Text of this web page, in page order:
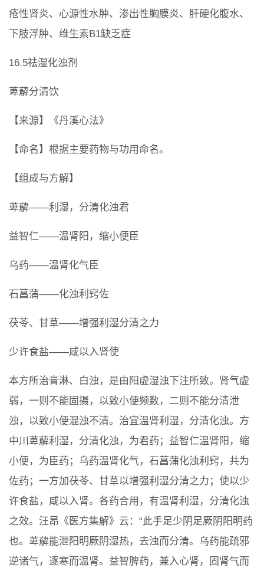
疮性肾炎、心源性水肿、渗出性胸膜炎、肝硬化腹水、
下肢浮肿、维生素B1缺乏症
16.5祛湿化浊剂
萆薢分清饮
【来源】《丹溪心法》
【命名】根据主要药物与功用命名。
【组成与方解】
萆薢――利湿，分清化浊君
益智仁――温肾阳，缩小便臣
乌药――温肾化气臣
石菖蒲――化浊利窍佐
茯苓、甘草――增强利湿分清之力
少许食盐――咸以入肾使
本方所治膏淋、白浊，是由阳虚湿浊下注所致。肾气虚
弱，一则不能固摄，以致小便频数，二则不能分清泄
浊，以致小便混浊不清。治宜温肾利湿，分清化浊。方
中川萆薢利湿，分清化浊，为君药；益智仁温肾阳，缩
小便，为臣药；乌药温肾化气，石菖蒲化浊利窍，共为
佐药；一方加茯苓、甘草以增强利湿分清之力；使以少
许食盐，咸以入肾。各药合用，有温肾利湿，分清化浊
之效。汪昂《医方集解》云：“此手足少阴足厥阴阳明药
也。萆薢能泄阳明厥阴湿热，去浊而分清。乌药能疏邪
逆诸气，逐寒而温肾。益智脾药，兼入心肾，固肾气而